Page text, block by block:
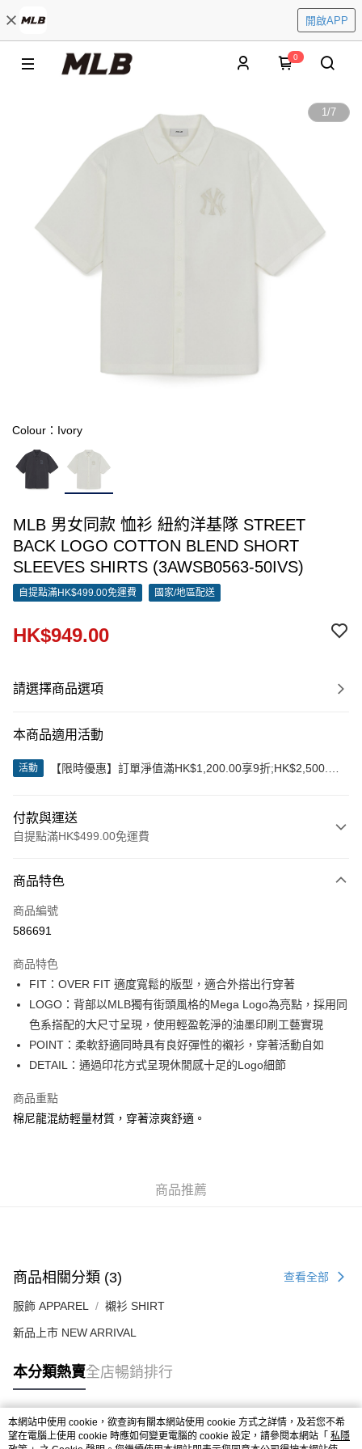
開啟APP
0
1/7
Colour：Ivory
MLB 男女同款 恤衫 紐約洋基隊 STREET
BACK LOGO COTTON BLEND SHORT
SLEEVES SHIRTS (3AWSB0563-50IVS)
自提點滿HK$499.00免運費 國家/地區配送
HK$949.00
請選擇商品選項
本商品適用活動
活動
【限時優惠】訂單淨值滿HK$1,200.00享9折;HK$2,500.00
付款與運送
自提點滿HK$499.00免運費
信用卡
Apple Pay
AlipayHK
WeChat Pay
送貨方式
每筆HK$50.00，滿HK$499.00或以上免運費
付款後順豐合作便利店
商品特色
商品編號
586691
商品特色
FIT：OVER FIT 適度寬鬆的版型，適合外搭出行穿著
LOGO：背部以MLB獨有街頭風格的Mega Logo為亮點，採用同
色系搭配的大尺寸呈現，使用輕盈乾淨的油墨印刷工藝實現
POINT：柔軟舒適同時具有良好彈性的襯衫，穿著活動自如
DETAIL：通過印花方式呈現休閒感十足的Logo細節
商品重點
棉尼龍混紡輕量材質，穿著涼爽舒適。
商品推薦
商品相關分類 (3) 查看全部
服飾 APPAREL 襯衫 SHIRT
新品上市 NEW ARRIVAL
本分類熱賣全店暢銷排行
熱門標籤
本網站中使用 cookie，欲查詢有關本網站使用 cookie 方式之詳情，及若您不希
望在電腦上使用 cookie 時應如何變更電腦的 cookie 設定，請參閱本網站「 私隱